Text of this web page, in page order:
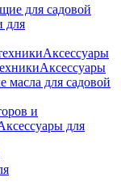
для садовой
для
Аксессуары
Аксессуары
масла для садовой
и
для